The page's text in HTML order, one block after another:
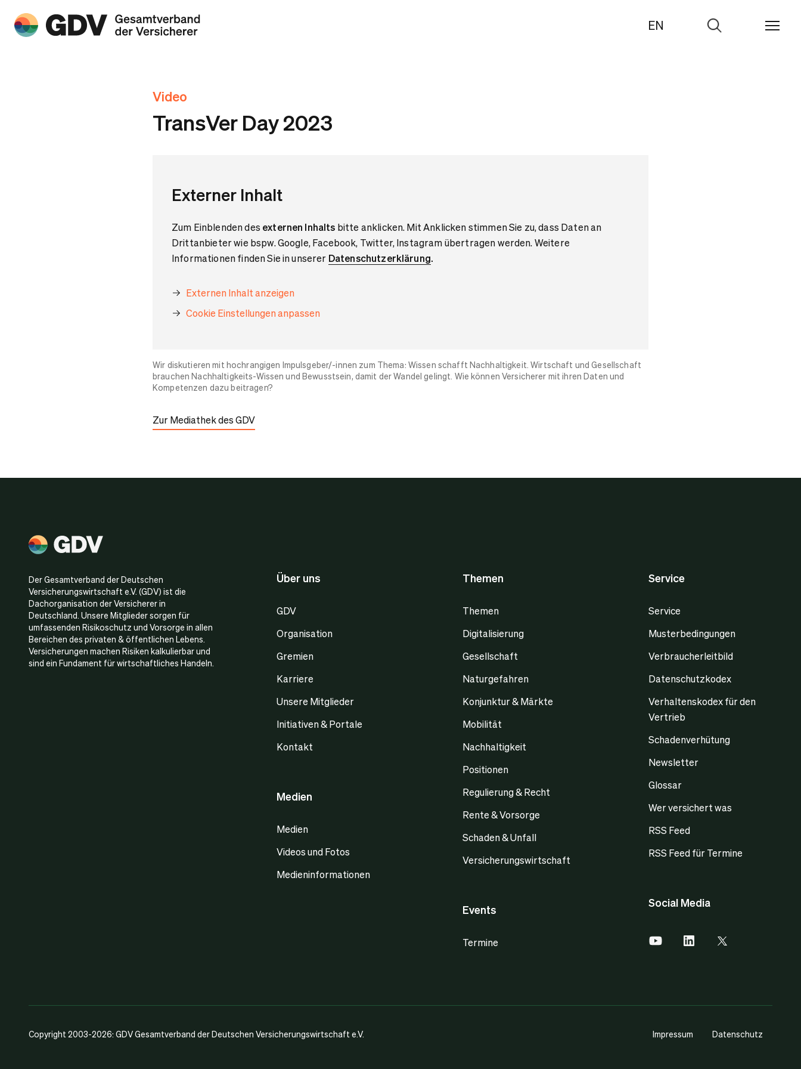
EN
Zur
Video
TransVer Day 2023
Externer Inhalt
Zum Einblenden des externen Inhalts bitte anklicken. Mit Anklicken stimmen Sie zu, dass Daten an
Drittanbieter wie bspw. Google, Facebook, Twitter, Instagram übertragen werden. Weitere
Informationen finden Sie in unserer Datenschutzerklärung.
Externen Inhalt anzeigen
Cookie Einstellungen anpassen
Wir diskutieren mit hochrangigen Impulsgeber/-innen zum Thema: Wissen schafft Nachhaltigkeit. Wirtschaft und Gesellschaft
brauchen Nachhaltigkeits-Wissen und Bewusstsein, damit der Wandel gelingt. Wie können Versicherer mit ihren Daten und
Kompetenzen dazu beitragen?
Zur Mediathek des GDV
Der Gesamtverband der Deutschen
Versicherungswirtschaft e.V. (GDV) ist die
Dachorganisation der Versicherer in
Deutschland. Unsere Mitglieder sorgen für
umfassenden Risikoschutz und Vorsorge in allen
Bereichen des privaten & öffentlichen Lebens.
Versicherungen machen Risiken kalkulierbar und
sind ein Fundament für wirtschaftliches Handeln.
Über uns
GDV
Organisation
Gremien
Karriere
Unsere Mitglieder
Initiativen & Portale
Kontakt
Medien
Medien
Videos und Fotos
Medieninformationen
Themen
Themen
Digitalisierung
Gesellschaft
Naturgefahren
Konjunktur & Märkte
Mobilität
Nachhaltigkeit
Positionen
Regulierung & Recht
Rente & Vorsorge
Schaden & Unfall
Versicherungswirtschaft
Events
Termine
Service
Service
Musterbedingungen
Verbraucherleitbild
Datenschutzkodex
Verhaltenskodex für den
Vertrieb
Schadenverhütung
Newsletter
Glossar
Wer versichert was
RSS Feed
RSS Feed für Termine
Social Media
Copyright 2003-2026: GDV Gesamtverband der Deutschen Versicherungswirtschaft e.V. Impressum Datenschutz